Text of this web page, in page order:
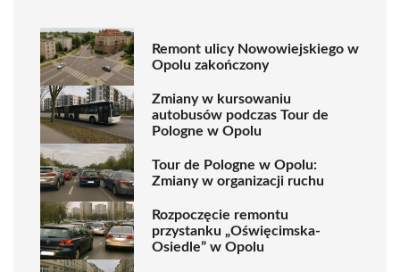
Remont ulicy Nowowiejskiego w
Opolu zakończony
Zmiany w kursowaniu
autobusów podczas Tour de
Pologne w Opolu
Tour de Pologne w Opolu:
Zmiany w organizacji ruchu
Rozpoczęcie remontu
przystanku „Oświęcimska-
Osiedle” w Opolu